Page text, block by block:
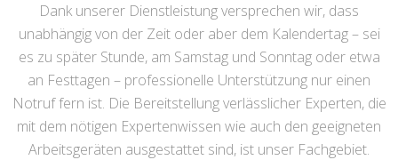
Dank unserer Dienstleistung versprechen wir, dass
unabhängig von der Zeit oder aber dem Kalendertag – sei
es zu später Stunde, am Samstag und Sonntag oder etwa
an Festtagen – professionelle Unterstützung nur einen
Notruf fern ist. Die Bereitstellung verlässlicher Experten, die
mit dem nötigen Expertenwissen wie auch den geeigneten
Arbeitsgeräten ausgestattet sind, ist unser Fachgebiet.